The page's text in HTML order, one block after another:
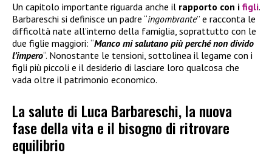
Un capitolo importante riguarda anche il rapporto con i figli.
Barbareschi si definisce un padre “ingombrante” e racconta le
difficoltà nate all’interno della famiglia, soprattutto con le
due figlie maggiori: “Manco mi salutano più perché non divido
l’impero“. Nonostante le tensioni, sottolinea il legame con i
figli più piccoli e il desiderio di lasciare loro qualcosa che
vada oltre il patrimonio economico.
La salute di Luca Barbareschi, la nuova
fase della vita e il bisogno di ritrovare
equilibrio